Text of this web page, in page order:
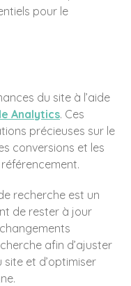
2014
2013
produit
Visuelle
pour le
du site à l’aide
Analytics. Ces
précieuses sur le
conversions et les
recherche est un
de rester à jour
afin d’ajuster
et d’optimiser